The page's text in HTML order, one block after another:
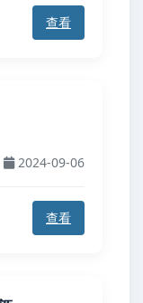
查看
2024-09-06
查看